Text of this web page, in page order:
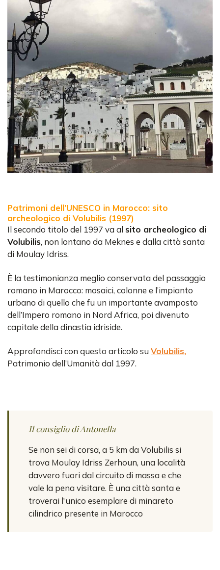
Patrimoni dell’UNESCO in Marocco: sito
archeologico di Volubilis (1997)
Il secondo titolo del 1997 va al sito archeologico di
Volubilis, non lontano da Meknes e dalla città santa
di Moulay Idriss.
È la testimonianza meglio conservata del passaggio
romano in Marocco: mosaici, colonne e l’impianto
urbano di quello che fu un importante avamposto
dell’Impero romano in Nord Africa, poi divenuto
capitale della dinastia idriside.
Approfondisci con questo articolo su Volubilis,
Patrimonio dell’Umanità dal 1997.
Il consiglio di Antonella
Se non sei di corsa, a 5 km da Volubilis si
trova Moulay Idriss Zerhoun, una località
davvero fuori dal circuito di massa e che
vale la pena visitare. È una città santa e
troverai l'unico esemplare di minareto
cilindrico presente in Marocco